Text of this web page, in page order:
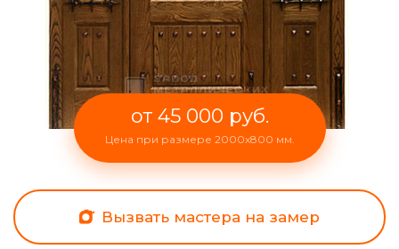
от 45 000 руб.
Цена при размере 2000x800 мм.
Вызвать мастера на замер